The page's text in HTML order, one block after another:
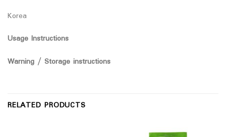
Korea
Usage Instructions
Warning / Storage instructions
RELATED PRODUCTS